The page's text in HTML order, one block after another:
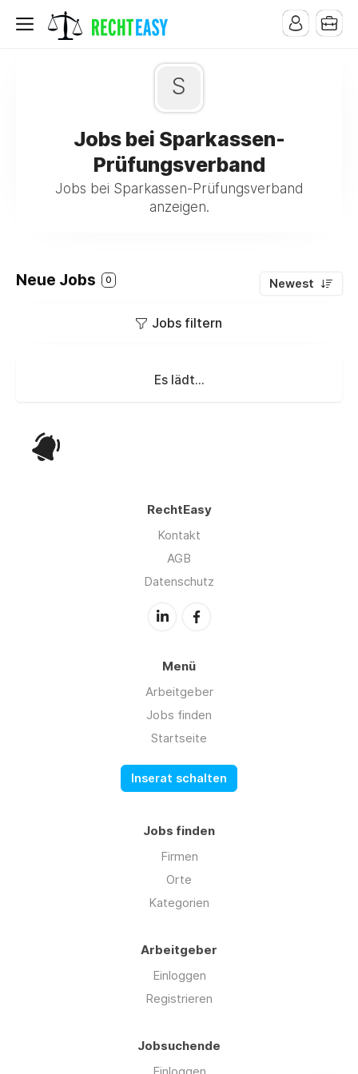
S
Jobs bei Sparkassen-
Prüfungsverband
Jobs bei Sparkassen-Prüfungsverband
anzeigen.
Neue Jobs 0 Newest
Jobs filtern
Es lädt...
RechtEasy
Kontakt
AGB
Datenschutz
Menü
Arbeitgeber
Jobs finden
Startseite
Inserat schalten
Jobs finden
Firmen
Orte
Kategorien
Arbeitgeber
Einloggen
Registrieren
Jobsuchende